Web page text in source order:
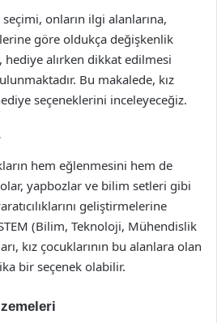
onların ilgi alanlarına,
göre oldukça değişkenlik
alırken dikkat edilmesi
Bu makalede, kız
seçeneklerini inceleyeceğiz.
hem eğlenmesini hem de
yapbozlar ve bilim setleri gibi
geliştirmelerine
(Bilim, Teknoloji, Mühendislik
kız çocuklarının bu alanlara olan
bir seçenek olabilir.